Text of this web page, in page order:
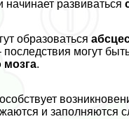
начинает развиваться
образоваться
последствия могут
мозга.
и заполняются